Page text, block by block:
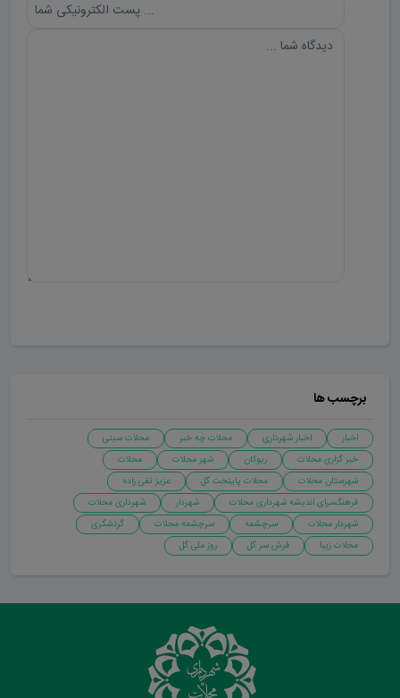
برچسب ها
اخبار اخبار شهرداری محلات چه خبر
محلات سیتی
خبر گزاری محلات
ریوکان شهر محلات
محلات
شهرستان محلات
محلات پایتخت گل
عزیز تقی زاده
فرهنگسرای اندیشه شهرداری محلات
شهردار
شهرداری محلات
شهردار محلات
سرچشمه سرچشمه محلات
گردشگری
محلات زیبا
فرش سر گل روز ملی گل